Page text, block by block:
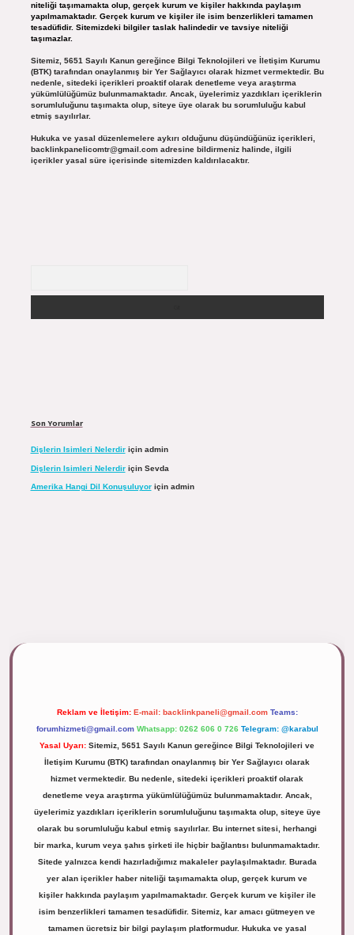
niteliği taşımamakta olup, gerçek kurum ve kişiler hakkında paylaşım
yapılmamaktadır. Gerçek kurum ve kişiler ile isim benzerlikleri tamamen
tesadüfidir. Sitemizdeki bilgiler taslak halindedir ve tavsiye niteliği
taşımazlar.
Sitemiz, 5651 Sayılı Kanun gereğince Bilgi Teknolojileri ve İletişim Kurumu
(BTK) tarafından onaylanmış bir Yer Sağlayıcı olarak hizmet vermektedir. Bu
nedenle, sitedeki içerikleri proaktif olarak denetleme veya araştırma
yükümlülüğümüz bulunmamaktadır. Ancak, üyelerimiz yazdıkları içeriklerin
sorumluluğunu taşımakta olup, siteye üye olarak bu sorumluluğu kabul
etmiş sayılırlar.
Hukuka ve yasal düzenlemelere aykırı olduğunu düşündüğünüz içerikleri,
backlinkpanelicomtr@gmail.comadresine bildirmeniz halinde, ilgili
içerikler yasal süre içerisinde sitemizden kaldırılacaktır.
Son Yorumlar
Dişlerin Isimleri Nelerdiriçin admin
Dişlerin Isimleri Nelerdiriçin Sevda
Amerika Hangi Dil Konuşuluyoriçin admin
Reklam ve İletişim: E-mail: backlinkpaneli@gmail.com Teams:
forumhizmeti@gmail.com Whatsapp: 0262 606 0 726 Telegram: @karabul
Yasal Uyarı: Sitemiz, 5651 Sayılı Kanun gereğince Bilgi Teknolojileri ve
İletişim Kurumu (BTK) tarafından onaylanmış bir Yer Sağlayıcı olarak
hizmet vermektedir. Bu nedenle, sitedeki içerikleri proaktif olarak
denetleme veya araştırma yükümlülüğümüz bulunmamaktadır. Ancak,
üyelerimiz yazdıkları içeriklerin sorumluluğunu taşımakta olup, siteye üye
olarak bu sorumluluğu kabul etmiş sayılırlar. Bu internet sitesi, herhangi
bir marka, kurum veya şahıs şirketi ile hiçbir bağlantısı bulunmamaktadır.
Sitede yalnızca kendi hazırladığımız makaleler paylaşılmaktadır. Burada
yer alan içerikler haber niteliği taşımamakta olup, gerçek kurum ve
kişiler hakkında paylaşım yapılmamaktadır. Gerçek kurum ve kişiler ile
isim benzerlikleri tamamen tesadüfidir. Sitemiz, kar amacı gütmeyen ve
tamamen ücretsiz bir bilgi paylaşım platformudur. Hukuka ve yasal